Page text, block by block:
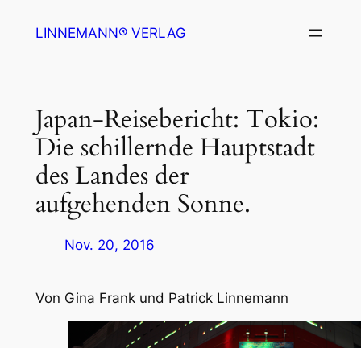
InhaltLINNEMANN® VERLAG
Japan-Reisebericht: Tokio:
Die schillernde Hauptstadt
des Landes der
aufgehenden Sonne.
Nov. 20, 2016
Von Gina Frank und Patrick Linnemann